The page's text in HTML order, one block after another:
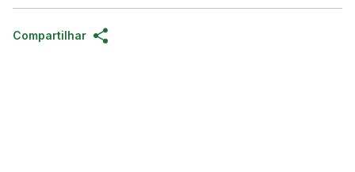
Compartilhar